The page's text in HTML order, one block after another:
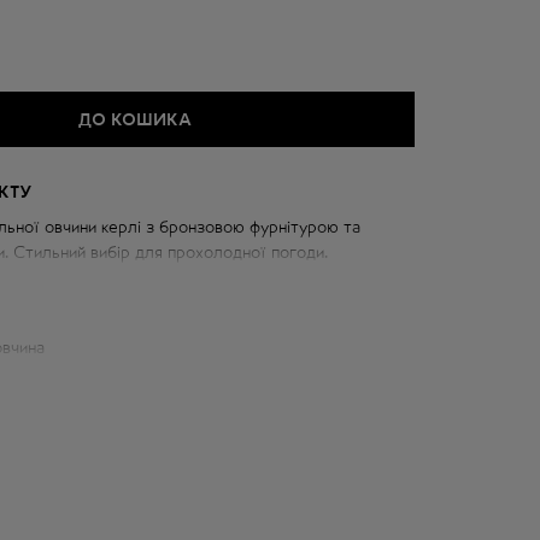
ДО КОШИКА
овчини керлі з бронзовою фурнітурою та
Стильний вибір для прохолодної погоди.